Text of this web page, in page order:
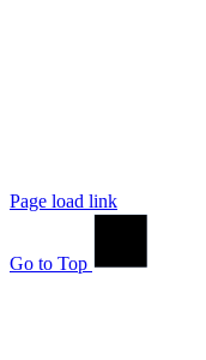
Page load link
Go to Top